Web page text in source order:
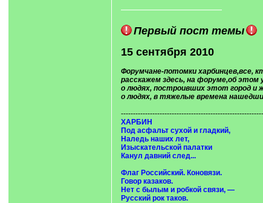
Первый пост темы
15 сентября 2010
Форумчане-потомки харбинцев,все,
расскажем здесь, на форуме,об этом
о людях, построивших этот город и
о людях, в тяжелые времена
ХАРБИН
Под асфальт сухой и гладкий,
Наледь наших лет,
Изыскательской палатки
Канул давний след...
Флаг Российский. Коновязи.
Говор казаков.
Нет с былым и робкой связи, —
Русский рок таков.